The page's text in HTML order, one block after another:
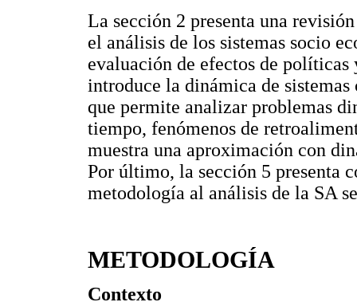
La sección 2 presenta una
el análisis de los sistemas socio
evaluación de efectos de
introduce la dinámica de
que permite analizar problemas
tiempo, fenómenos de
muestra una aproximación con
Por último, la sección 5 presenta
metodología al análisis de la SA
METODOLOGÍA
Contexto